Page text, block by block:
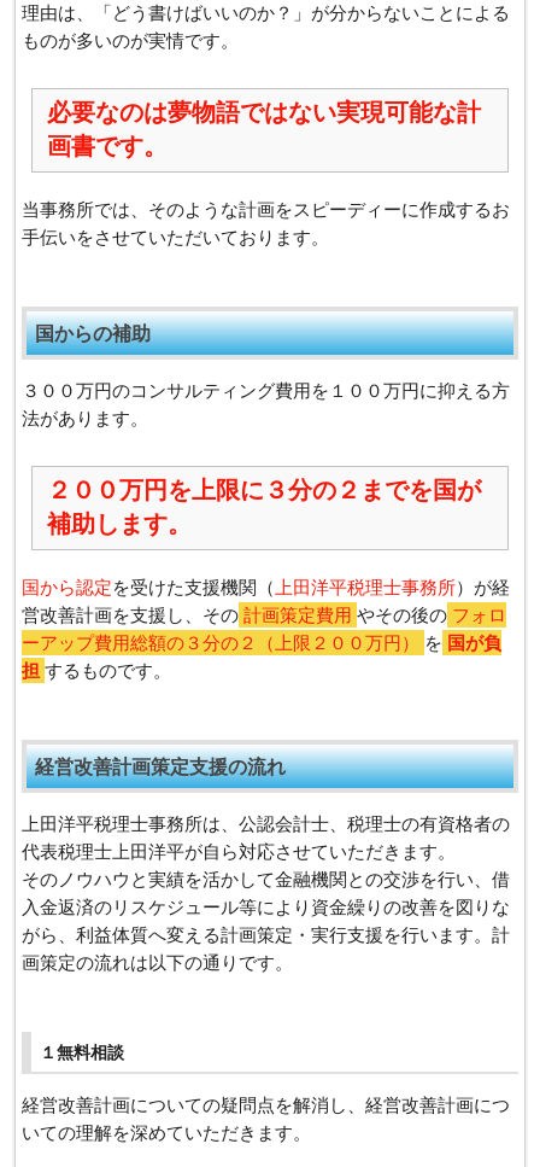
理由は、「どう書けばいいのか？」が分からないことによる
ものが多いのが実情です。
必要なのは夢物語ではない実現可能な計
画書です。
当事務所では、そのような計画をスピーディーに作成するお
手伝いをさせていただいております。
国からの補助
３００万円のコンサルティング費用を１００万円に抑える方
法があります。
２００万円を上限に３分の２までを国が
補助します。
国から認定を受けた支援機関（ 上田洋平税理士事務所）が経
営改善計画を支援し、その 計画策定費用 やその後の フォロ
ーアップ費用総額の３分の２（上限２００万円）
を 国が負
担 するものです。
経営改善計画策定支援の流れ
上田洋平税理士事務所は、公認会計士、税理士の有資格者の
代表税理士上田洋平が自ら対応させていただきます。
そのノウハウと実績を活かして金融機関との交渉を行い、借
入金返済のリスケジュール等により資金繰りの改善を図りな
がら、利益体質へ変える計画策定・実行支援を行います。計
画策定の流れは以下の通りです。
１無料相談
経営改善計画についての疑問点を解消し、経営改善計画につ
いての理解を深めていただきます。